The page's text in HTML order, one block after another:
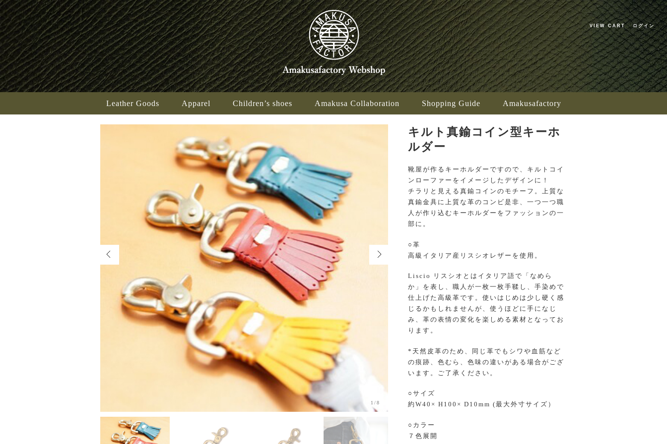
VIEW CART ログイン
Leather Goods Apparel Children’s shoes Amakusa Collaboration Shopping Guide Amakusafactory
1/8
キルト真鍮コイン型キーホ
ルダー
靴屋が作るキーホルダーですので、キルトコイ
ンローファーをイメージしたデザインに！
チラリと見える真鍮コインのモチーフ。上質な
真鍮金具に上質な革のコンビ是非、一つ一つ職
人が作り込むキーホルダーをファッションの一
部に。
○革
高級イタリア産リスシオレザーを使用。
Liscio リスシオとはイタリア語で「なめら
か」を表し、職人が一枚一枚手鞣し、手染めで
仕上げた高級革です。使いはじめは少し硬く感
じるかもしれませんが、使うほどに手になじ
み、革の表情の変化を楽しめる素材となってお
ります。
*天然皮革のため、同じ革でもシワや血筋など
の痕跡、色むら、色味の違いがある場合がござ
います。ご了承ください。
○サイズ
約W40× H100× D10mm (最大外寸サイズ）
○カラー
７色展開